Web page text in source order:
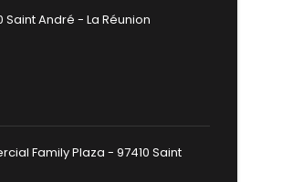
André - La Réunion
Family Plaza - 97410 Saint